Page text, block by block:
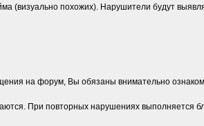
(визуально похожих). Нарушители будут
на форум, Вы обязаны внимательно
При повторных нарушениях выполняется